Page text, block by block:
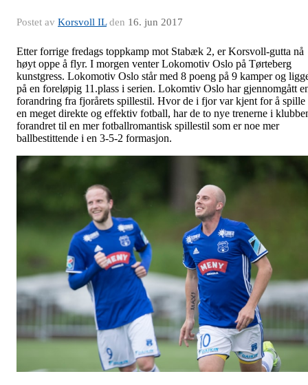
Postet av Korsvoll ILden 16. jun 2017
Etter forrige fredags toppkamp mot Stabæk 2, er Korsvoll-gutta nå
høyt oppe å flyr. I morgen venter Lokomotiv Oslo på Tørteberg
kunstgress. Lokomotiv Oslo står med 8 poeng på 9 kamper og
på en foreløpig 11.plass i serien. Lokomtiv Oslo har gjennomgått
forandring fra fjorårets spillestil. Hvor de i fjor var kjent for å spille
en meget direkte og effektiv fotball, har de to nye trenerne i
forandret til en mer fotballromantisk spillestil som er noe mer
ballbestittende i en 3-5-2 formasjon.